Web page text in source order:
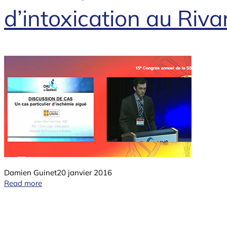
d’intoxication au
Damien Guinet20 janvier 2016
Read more